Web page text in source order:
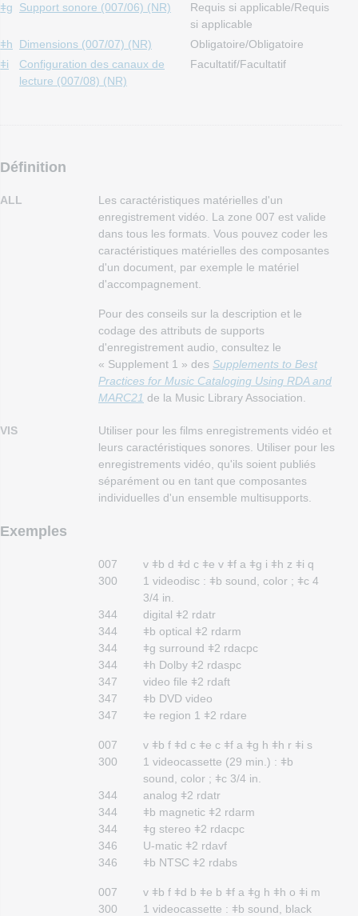
ǂg
Support sonore (007/06) (NR)
Requis si applicable/Requis
si applicable
ǂh
Dimensions (007/07) (NR)
Obligatoire/Obligatoire
ǂi
Configuration des canaux de
lecture (007/08) (NR)
Facultatif/Facultatif
Définition
ALL
Les caractéristiques matérielles d'un
enregistrement vidéo. La zone 007 est valide
dans tous les formats. Vous pouvez coder les
caractéristiques matérielles des composantes
d'un document, par exemple le matériel
d'accompagnement.
Pour des conseils sur la description et le
codage des attributs de supports
d'enregistrement audio, consultez le
« Supplement 1 » des Supplements to Best
Practices for Music Cataloging Using RDA and
MARC21 de la Music Library Association.
VIS
Utiliser pour les films enregistrements vidéo et
leurs caractéristiques sonores. Utiliser pour les
enregistrements vidéo, qu'ils soient publiés
séparément ou en tant que composantes
individuelles d'un ensemble multisupports.
Exemples
007
v ǂb d ǂd c ǂe v ǂf a ǂg i ǂh z ǂi q
300
1 videodisc : ǂb sound, color ; ǂc 4
3/4 in.
344
digital ǂ2 rdatr
344
ǂb optical ǂ2 rdarm
344
ǂg surround ǂ2 rdacpc
344
ǂh Dolby ǂ2 rdaspc
347
video file ǂ2 rdaft
347
ǂb DVD video
347
ǂe region 1 ǂ2 rdare
007
v ǂb f ǂd c ǂe c ǂf a ǂg h ǂh r ǂi s
300
1 videocassette (29 min.) : ǂb
sound, color ; ǂc 3/4 in.
344
analog ǂ2 rdatr
344
ǂb magnetic ǂ2 rdarm
344
ǂg stereo ǂ2 rdacpc
346
U-matic ǂ2 rdavf
346
ǂb NTSC ǂ2 rdabs
007
v ǂb f ǂd b ǂe b ǂf a ǂg h ǂh o ǂi m
300
1 videocassette : ǂb sound, black